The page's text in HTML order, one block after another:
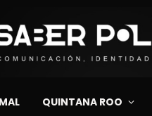
QUINTANA ROO